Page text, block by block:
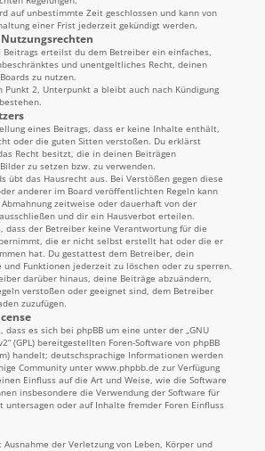
auf unbestimmte Zeit geschlossen und kann von
einer Frist jederzeit gekündigt werden.
erteilst du dem Betreiber ein einfaches,
und unentgeltliches Recht, deinen
zu nutzen.
Punkt 2, Unterpunkt a bleibt auch nach Kündigung
eines Beitrags, dass er keine Inhalte enthält,
oder die guten Sitten verstoßen. Du erklärst
Recht besitzt, die in deinen Beiträgen
zu setzen bzw. zu verwenden.
übt das Hausrecht aus. Bei Verstößen gegen diese
anderer im Board veröffentlichten Regeln kann
zeitweise oder dauerhaft von der
und dir ein Hausverbot erteilen.
dass der Betreiber keine Verantwortung für die
die er nicht selbst erstellt hat oder die er
hat. Du gestattest dem Betreiber, dein
und Funktionen jederzeit zu löschen oder zu sperren.
darüber hinaus, deine Beiträge abzuändern,
verstoßen oder geeignet sind, dem Betreiber
zuzufügen.
dass es sich bei phpBB um eine unter der „GNU
“ (GPL) bereitgestellten Foren-Software von phpBB
) handelt; deutschsprachige Informationen werden
Community unter www.phpbb.de zur Verfügung
Einfluss auf die Art und Weise, wie die Software
insbesondere die Verwendung der Software für
untersagen oder auf Inhalte fremder Foren Einfluss
der Verletzung von Leben, Körper und